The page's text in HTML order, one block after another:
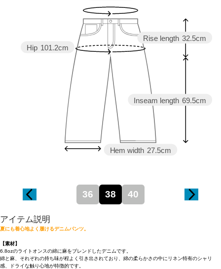
Inseam length 69.5cm
Rise length 32.5cm
Hem width 27.5cm
Hip 101.2cm
36 38 40
アイテム説明
夏にも着心地よく履けるデニムパンツ。
【素材】
6.8ozのライトオンスの綿に麻をブレンドしたデニムです。
綿と麻、それぞれの持ち味が程よく引き出されており、綿の柔らかさの中にリネン特有のシャリ
感、ドライな触り心地が特徴的です。